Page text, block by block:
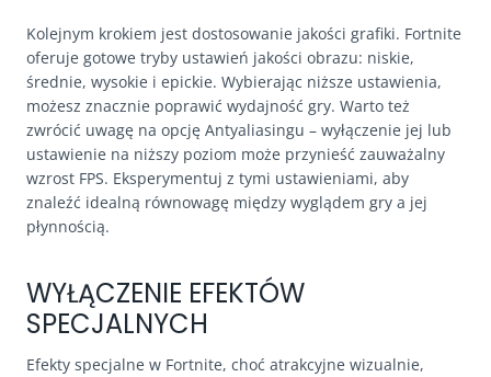
Kolejnym krokiem jest dostosowanie jakości grafiki. Fortnite
oferuje gotowe tryby ustawień jakości obrazu: niskie,
średnie, wysokie i epickie. Wybierając niższe ustawienia,
możesz znacznie poprawić wydajność gry. Warto też
zwrócić uwagę na opcję Antyaliasingu – wyłączenie jej lub
ustawienie na niższy poziom może przynieść zauważalny
wzrost FPS. Eksperymentuj z tymi ustawieniami, aby
znaleźć idealną równowagę między wyglądem gry a jej
płynnością.
WYŁĄCZENIE EFEKTÓW
SPECJALNYCH
Efekty specjalne w Fortnite, choć atrakcyjne wizualnie,